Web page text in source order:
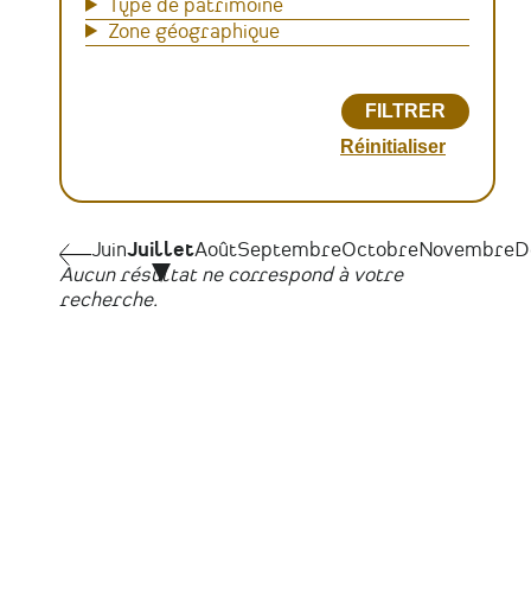
Pagination
JuinJuinJuilletAoûtSeptembreOctobreNovembre
Aucun résultat ne correspond à votre
recherche.
Type de patrimoine
Zone géographique